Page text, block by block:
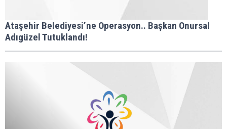
Ataşehir Belediyesi’ne Operasyon.. Başkan Onursal
Adıgüzel Tutuklandı!